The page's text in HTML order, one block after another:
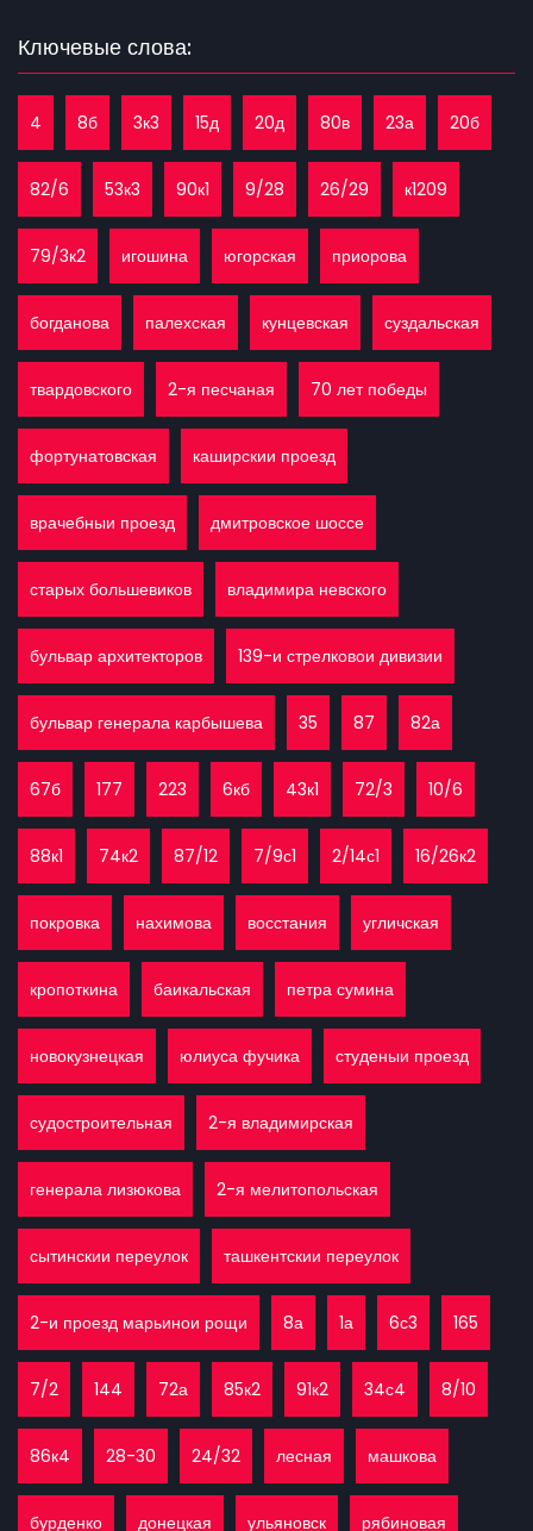
Ключевые слова:
4 8б 3к3 15д 20д 80в 23а 20б
82/6 53к3 90к1 9/28 26/29 к1209
79/3к2 игошина югорская приорова
богданова палехская кунцевская суздальская
твардовского 2-я песчаная 70 лет победы
фортунатовская каширскии проезд
врачебныи проезд дмитровское шоссе
старых большевиков владимира невского
бульвар архитекторов 139-и стрелковои дивизии
бульвар генерала карбышева 35 87 82а
67б 177 223 6кб 43к1 72/3 10/6
88к1 74к2 87/12 7/9с1 2/14с1 16/26к2
покровка нахимова восстания угличская
кропоткина баикальская петра сумина
новокузнецкая юлиуса фучика студеныи проезд
судостроительная 2-я владимирская
генерала лизюкова 2-я мелитопольская
сытинскии переулок ташкентскии переулок
2-и проезд марьинои рощи 8а 1а 6с3 165
7/2 144 72а 85к2 91к2 34с4 8/10
86к4 28-30 24/32 лесная машкова
бурденко донецкая ульяновск рябиновая